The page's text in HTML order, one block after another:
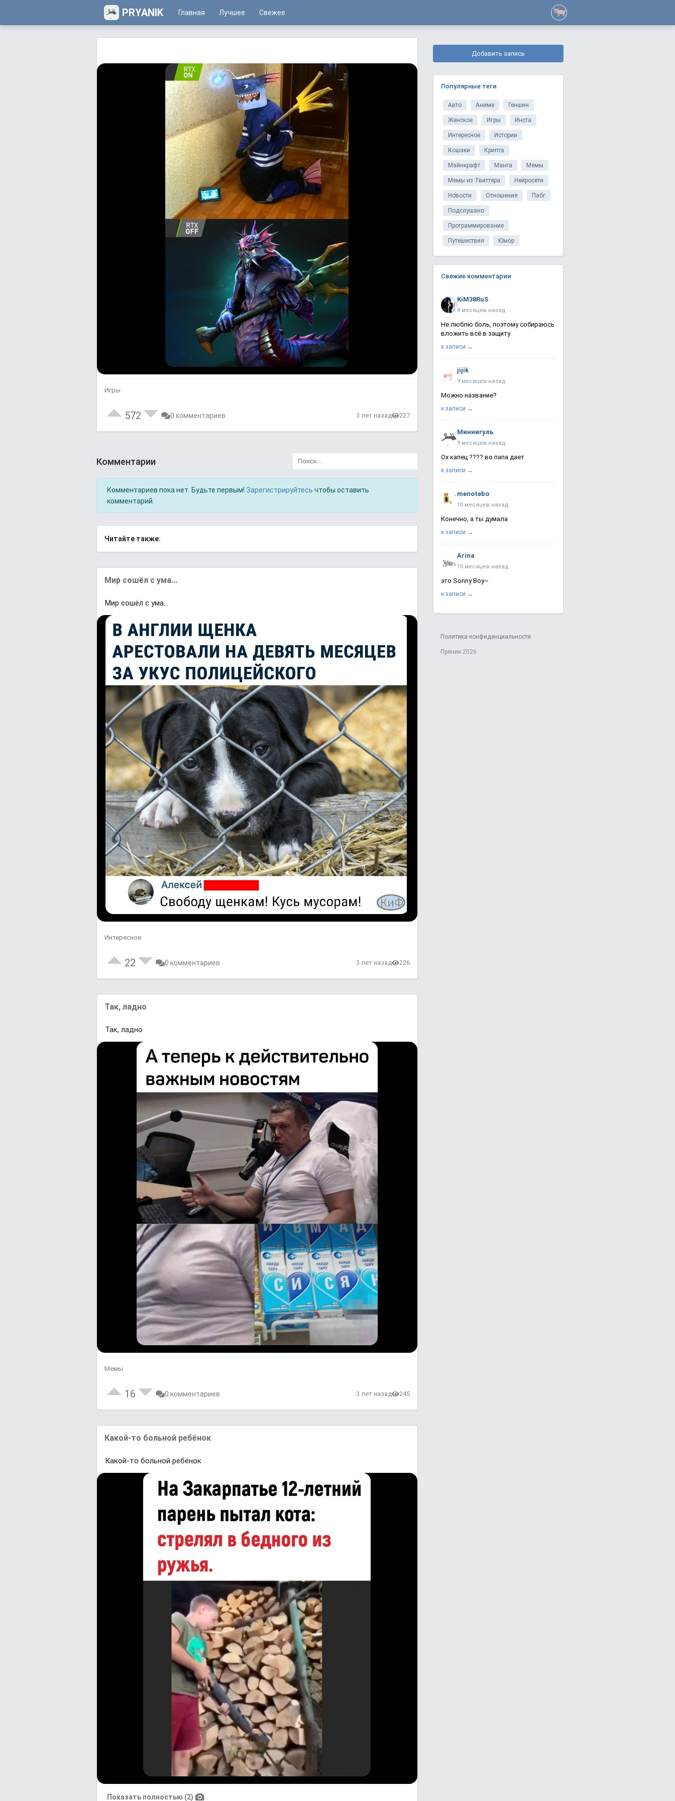
PRYANIK Главная Лучшее Свежее
Игры
572 0 комментариев 3 лет назад 227
Комментарии
Комментариев пока нет. Будьте первым! Зарегистрируйтесь чтобы оставить
комментарий.
Читайте также:
Мир сошёл с ума...
Мир сошёл с ума...
Интересное
22 0 комментариев 3 лет назад 226
Так, ладно
Так, ладно
Мемы
16 0 комментариев 3 лет назад 245
Какой-то больной ребёнок
Какой-то больной ребёнок
Показать полностью (2)
Добавить запись
Популярные теги
Авто Аниме Геншин
Женское Игры Инста
Интересное Истории
Кошаки Крипта
Майнкрафт Манга Мемы
Мемы из Твиттера Нейросети
Новости Отношения Пабг
Подслушано
Программирование
Путешествия Юмор
Свежие комментарии
KiM38RuS
8 месяцев назад
Не люблю боль, поэтому собираюсь
вложить всё в защиту
к записи →
jijik
9 месяцев назад
Можно название?
к записи →
Миннигуль
9 месяцев назад
Ох капец ???? во папа дает
к записи →
menotebo
10 месяцев назад
Конечно, а ты думала
к записи →
Arina
10 месяцев назад
это Sonny Boy~
к записи →
Политика конфиденциальности
Пряник 2026